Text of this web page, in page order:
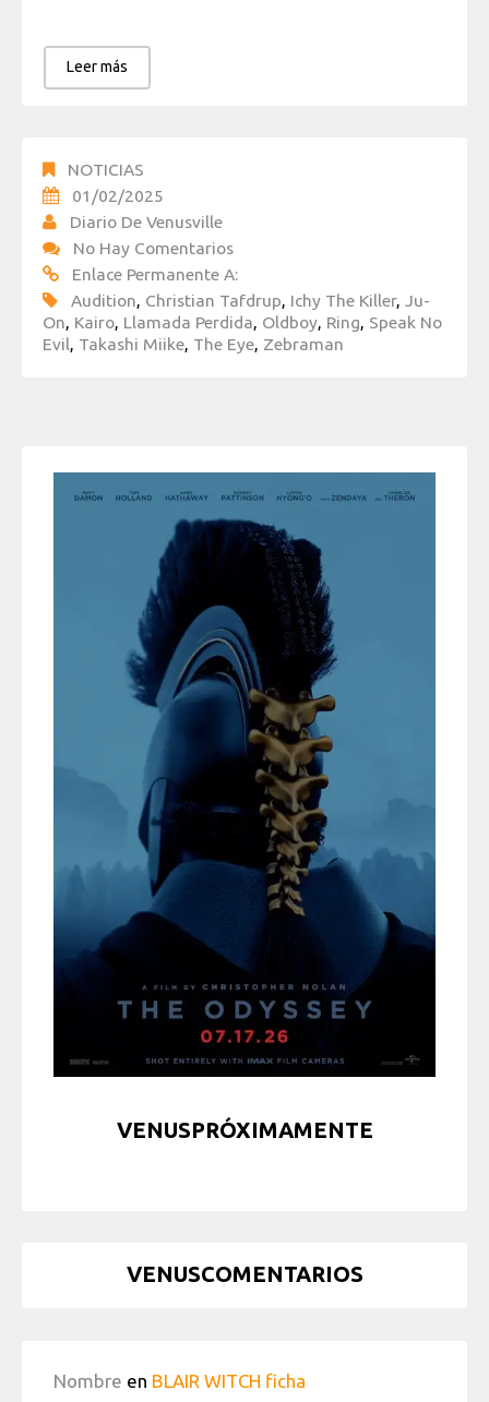
Leer más
NOTICIAS
01/02/2025
Diario De Venusville
No Hay Comentarios
Enlace Permanente A:
Audition, Christian Tafdrup, Ichy The Killer, Ju-
On, Kairo, Llamada Perdida, Oldboy, Ring, Speak No
Evil, Takashi Miike, The Eye, Zebraman
VENUSPRÓXIMAMENTE
VENUSCOMENTARIOS
Nombre en BLAIR WITCH ficha